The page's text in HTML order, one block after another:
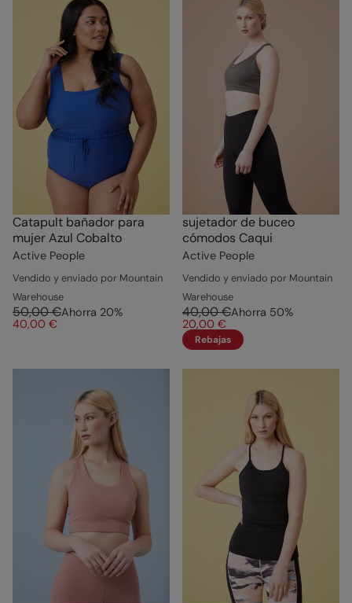
Catapult bañador para
mujer Azul Cobalto
Active People
Vendido y enviado por Mountain
Warehouse
50,00 €Ahorra 20%
40,00 €
sujetador de buceo
cómodos Caqui
Active People
Vendido y enviado por Mountain
Warehouse
40,00 €Ahorra 50%
20,00 €
Rebajas